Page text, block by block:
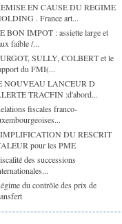
EN CAUSE DU REGIME
. France art...
BON IMPOT : assiette large et
faible /...
SULLY, COLBERT et le
du FMI(...
NOUVEAU LANCEUR D
TRACFIN :d'abord...
fiscales franco-
DU RESCRIT
pour les PME
des successions
du contrôle des prix de